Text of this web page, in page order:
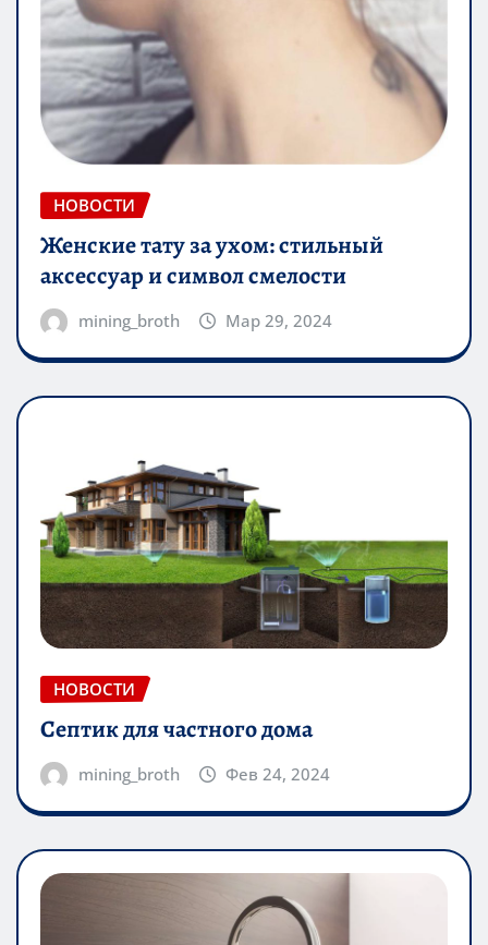
НОВОСТИ
Женские тату за ухом: стильный
аксессуар и символ смелости
mining_broth Мар 29, 2024
НОВОСТИ
Септик для частного дома
mining_broth Фев 24, 2024